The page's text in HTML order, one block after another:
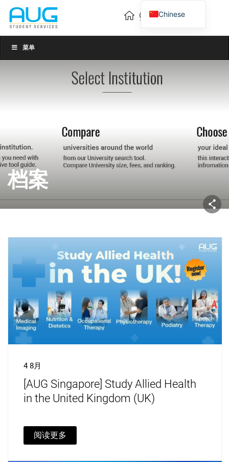
菜单
档案
4 8月
[AUG Singapore] Study Allied Health
in the United Kingdom (UK)
阅读更多
Chinese